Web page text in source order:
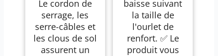
Le cordon de
serrage, les
serre-câbles et
les clous de sol
assurent un
baisse suivant
la taille de
l'ourlet de
renfort. ✅ Le
produit vous